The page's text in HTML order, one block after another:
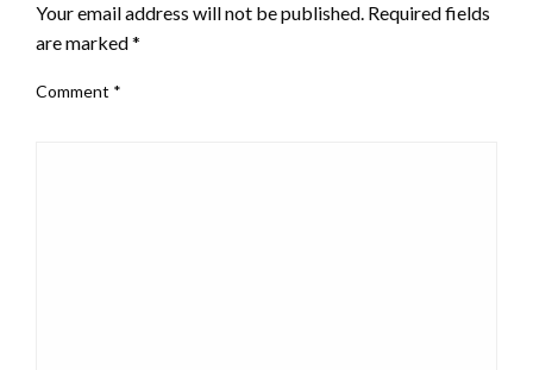
Your email address will not be published. Required fields
are marked*
Comment *